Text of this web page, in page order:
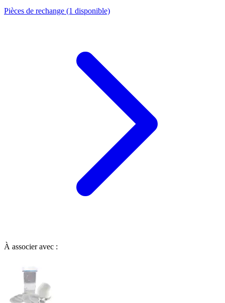
Pièces de rechange (1 disponible)
À associer avec :